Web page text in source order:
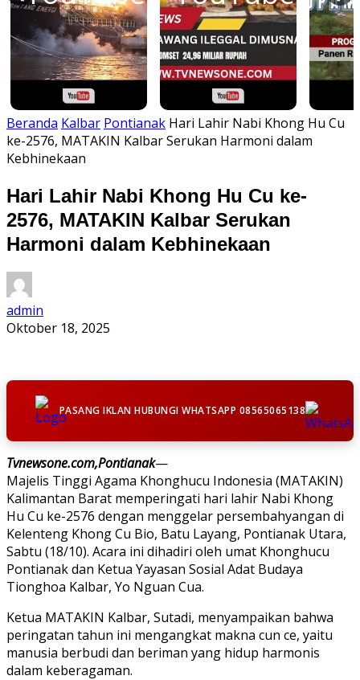
Beranda Kalbar Pontianak Hari Lahir Nabi Khong Hu Cu
ke-2576, MATAKIN Kalbar Serukan Harmoni dalam
Kebhinekaan
Hari Lahir Nabi Khong Hu Cu ke-
2576, MATAKIN Kalbar Serukan
Harmoni dalam Kebhinekaan
admin
Oktober 18, 2025
PASANG IKLAN HUBUNGI WHATSAPP 08565065138
Tvnewsone.com,Pontianak—
Majelis Tinggi Agama Khonghucu Indonesia (MATAKIN)
Kalimantan Barat memperingati hari lahir Nabi Khong
Hu Cu ke-2576 dengan menggelar persembahyangan di
Kelenteng Khong Cu Bio, Batu Layang, Pontianak Utara,
Sabtu (18/10). Acara ini dihadiri oleh umat Khonghucu
Pontianak dan Ketua Yayasan Sosial Adat Budaya
Tionghoa Kalbar, Yo Nguan Cua.
Ketua MATAKIN Kalbar, Sutadi, menyampaikan bahwa
peringatan tahun ini mengangkat makna cun ce, yaitu
manusia berbudi dan beriman yang hidup harmonis
dalam keberagaman.